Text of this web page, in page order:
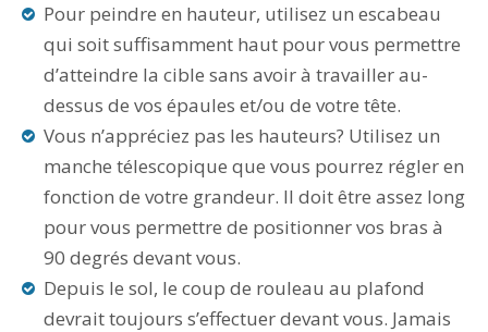
Pour peindre en hauteur, utilisez un escabeau
qui soit suffisamment haut pour vous permettre
d’atteindre la cible sans avoir à travailler au-
dessus de vos épaules et/ou de votre tête.
Vous n’appréciez pas les hauteurs? Utilisez un
manche télescopique que vous pourrez régler en
fonction de votre grandeur. Il doit être assez long
pour vous permettre de positionner vos bras à
90 degrés devant vous.
Depuis le sol, le coup de rouleau au plafond
devrait toujours s’effectuer devant vous. Jamais